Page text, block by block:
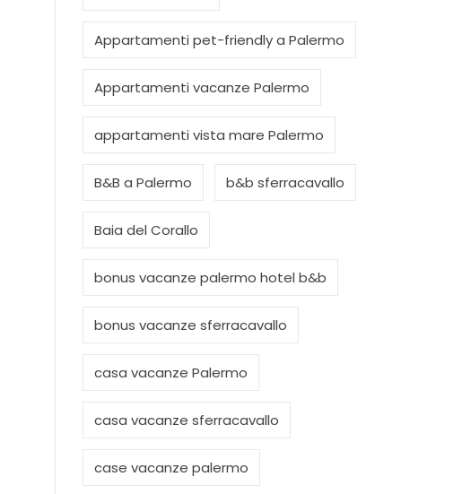
Appartamenti pet-friendly a Palermo
Appartamenti vacanze Palermo
appartamenti vista mare Palermo
B&B a Palermo b&b sferracavallo
Baia del Corallo
bonus vacanze palermo hotel b&b
bonus vacanze sferracavallo
casa vacanze Palermo
casa vacanze sferracavallo
case vacanze palermo